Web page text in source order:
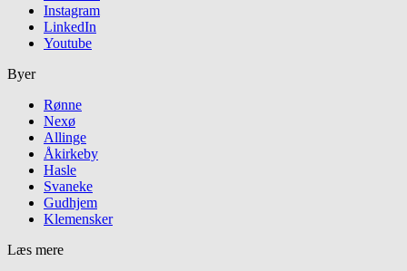
Instagram
LinkedIn
Youtube
Byer
Rønne
Nexø
Allinge
Åkirkeby
Hasle
Svaneke
Gudhjem
Klemensker
Læs mere